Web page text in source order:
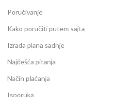
Poručivanje
Kako poručiti putem sajta
Izrada plana sadnje
Najčešća pitanja
Način plaćanja
Isporuka